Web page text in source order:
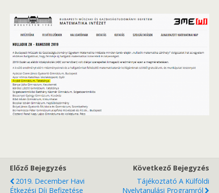
Előző Bejegyzés
2019. December Havi
Étkezési Díj Befizetése
Következő Bejegyzés
Tájékoztató A Külföldi
Nyelvtanulási Programról